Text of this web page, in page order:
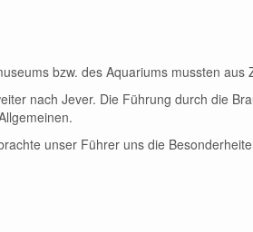
bzw. des Aquariums mussten aus
nach Jever. Die Führung durch die
unser Führer uns die